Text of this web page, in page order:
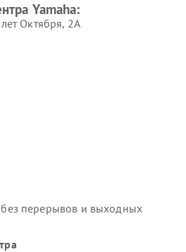
Yamaha:
Октября, 2А
перерывов и выходных